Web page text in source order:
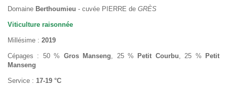
Domaine Berthoumieu - cuvée PIERRE de GRÈS
Viticulture raisonnée
Millésime : 2019
Cépages : 50 % Gros Manseng , 25 % Petit Courbu , 25 % Petit
Manseng
Service : 17-19 °C